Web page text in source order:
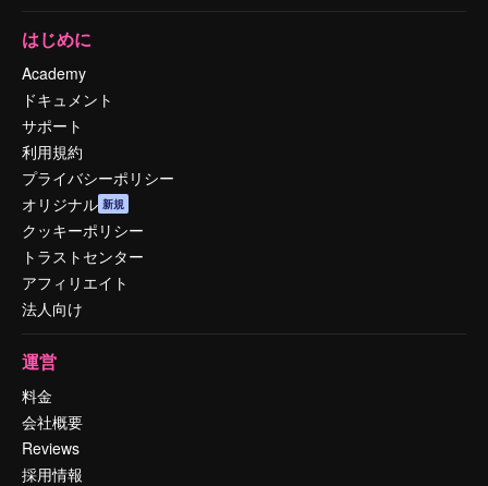
はじめに
Academy
ドキュメント
サポート
利用規約
プライバシーポリシー
オリジナル 新規
クッキーポリシー
トラストセンター
アフィリエイト
法人向け
運営
料金
会社概要
Reviews
採用情報